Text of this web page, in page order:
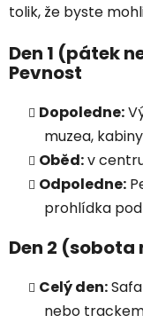
tolik, že byste
Den 1 (pátek
Pevnost
Dopoledne:
muzea,
Oběd:v
Odpoledne:
prohlídka
Den 2 (sobota
Celý den:
nebo